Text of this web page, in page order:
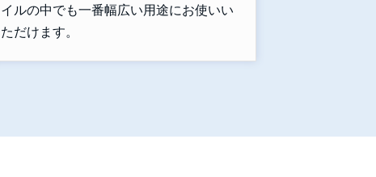
イルの中でも一番幅広い用途にお使いい
ただけます。